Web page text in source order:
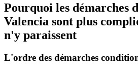
Pourquoi les démarches
Valencia sont plus
n'y paraissent
L'ordre des démarches